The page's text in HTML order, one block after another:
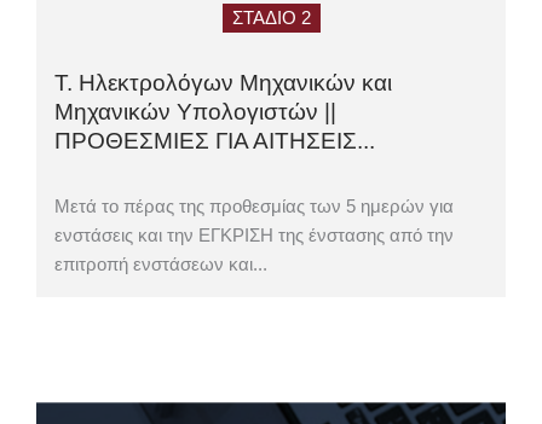
ΣΤΑΔΙΟ 2
Τ. Ηλεκτρολόγων Μηχανικών και
Μηχανικών Υπολογιστών ||
ΠΡΟΘΕΣΜΙΕΣ ΓΙΑ ΑΙΤΗΣΕΙΣ...
Μετά το πέρας της προθεσμίας των 5 ημερών για
ενστάσεις και την ΕΓΚΡΙΣΗ της ένστασης από την
επιτροπή ενστάσεων και...